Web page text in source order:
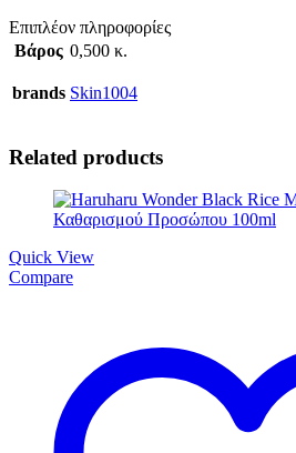
Επιπλέον πληροφορίες
Βάρος 0,500 κ.
brands Skin1004
Related products
Quick View
Compare